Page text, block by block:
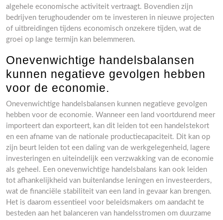
algehele economische activiteit vertraagt. Bovendien zijn
bedrijven terughoudender om te investeren in nieuwe projecten
of uitbreidingen tijdens economisch onzekere tijden, wat de
groei op lange termijn kan belemmeren.
Onevenwichtige handelsbalansen
kunnen negatieve gevolgen hebben
voor de economie.
Onevenwichtige handelsbalansen kunnen negatieve gevolgen
hebben voor de economie. Wanneer een land voortdurend meer
importeert dan exporteert, kan dit leiden tot een handelstekort
en een afname van de nationale productiecapaciteit. Dit kan op
zijn beurt leiden tot een daling van de werkgelegenheid, lagere
investeringen en uiteindelijk een verzwakking van de economie
als geheel. Een onevenwichtige handelsbalans kan ook leiden
tot afhankelijkheid van buitenlandse leningen en investeerders,
wat de financiële stabiliteit van een land in gevaar kan brengen.
Het is daarom essentieel voor beleidsmakers om aandacht te
besteden aan het balanceren van handelsstromen om duurzame